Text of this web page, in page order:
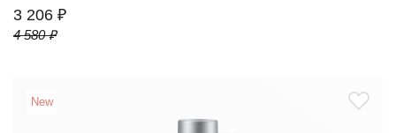
3 206 ₽
4 580 ₽
New